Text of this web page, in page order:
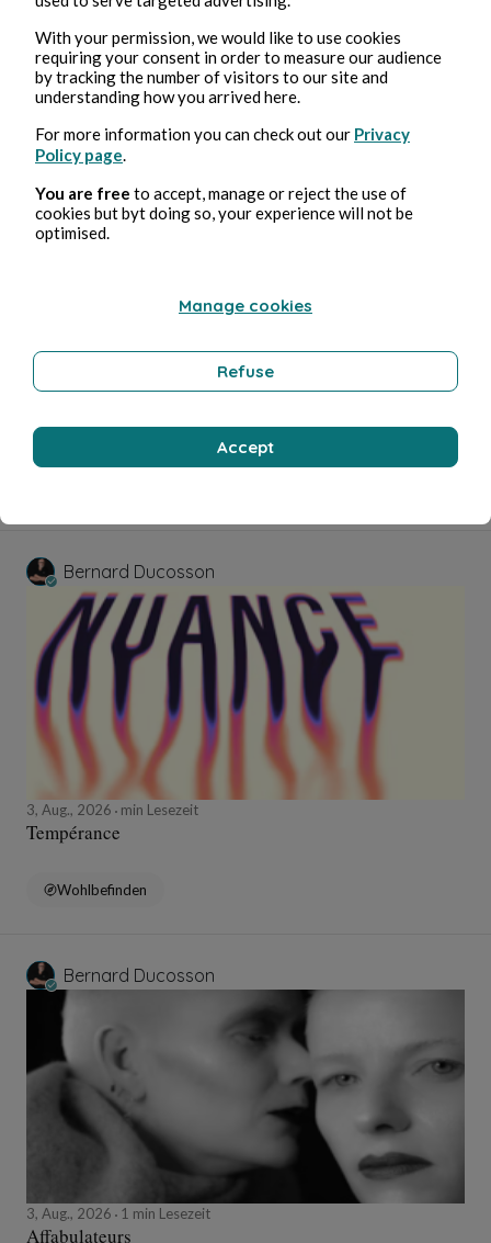
Wohlbefinden
Bernard Ducosson
Pollution
Bernard Ducosson
3, Aug., 2026 min Lesezeit
Tempérance
Wohlbefinden
Bernard Ducosson
3, Aug., 2026 1 min Lesezeit
Affabulateurs
With your permission, we would like to use cookies
requiring your consent in order to measure our audience
by tracking the number of visitors to our site and
understanding how you arrived here.
For more information you can check out our Privacy
Policy page
You are free to accept, manage or reject the use of
cookies but byt doing so, your experience will not be
optimised.
Manage cookies
Refuse
Accept